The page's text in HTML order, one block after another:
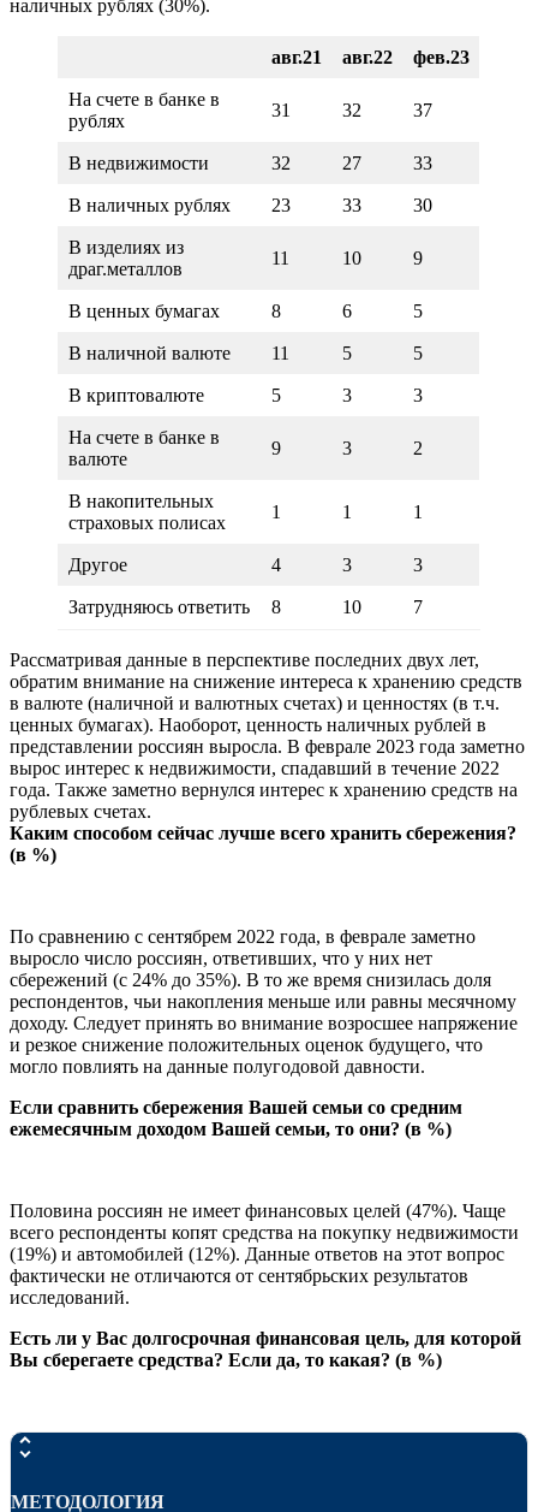
наличных рублях (30%).
авг.21 авг.22 фев.23
На счете в банке в
рублях
31 32 37
В недвижимости 32 27 33
В наличных рублях 23 33 30
В изделиях из
драг.металлов
11 10 9
В ценных бумагах 8 6 5
В наличной валюте 11 5 5
В криптовалюте 5 3 3
На счете в банке в
валюте
9 3 2
В накопительных
страховых полисах
1 1 1
Другое 4 3 3
Затрудняюсь ответить 8 10 7
Рассматривая данные в перспективе последних двух лет,
обратим внимание на снижение интереса к хранению средств
в валюте (наличной и валютных счетах) и ценностях (в т.ч.
ценных бумагах). Наоборот, ценность наличных рублей в
представлении россиян выросла. В феврале 2023 года заметно
вырос интерес к недвижимости, спадавший в течение 2022
года. Также заметно вернулся интерес к хранению средств на
рублевых счетах.
Каким способом сейчас лучше всего хранить сбережения?
(в %)
По сравнению с сентябрем 2022 года, в феврале заметно
выросло число россиян, ответивших, что у них нет
сбережений (с 24% до 35%). В то же время снизилась доля
респондентов, чьи накопления меньше или равны месячному
доходу. Следует принять во внимание возросшее напряжение
и резкое снижение положительных оценок будущего, что
могло повлиять на данные полугодовой давности.
Если сравнить сбережения Вашей семьи со средним
ежемесячным доходом Вашей семьи, то они? (в %)
Половина россиян не имеет финансовых целей (47%). Чаще
всего респонденты копят средства на покупку недвижимости
(19%) и автомобилей (12%). Данные ответов на этот вопрос
фактически не отличаются от сентябрьских результатов
исследований.
Есть ли у Вас долгосрочная финансовая цель, для которой
Вы сберегаете средства? Если да, то какая? (в %)
МЕТОДОЛОГИЯ